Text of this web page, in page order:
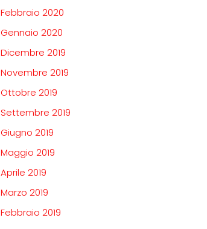
Febbraio 2020
Gennaio 2020
Dicembre 2019
Novembre 2019
Ottobre 2019
Settembre 2019
Giugno 2019
Maggio 2019
Aprile 2019
Marzo 2019
Febbraio 2019